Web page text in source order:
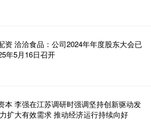
资 洽洽食品：公司2024年年度股东大会已
年5月16日召开
本 李强在江苏调研时强调坚持创新驱动发
扩大有效需求 推动经济运行持续向好